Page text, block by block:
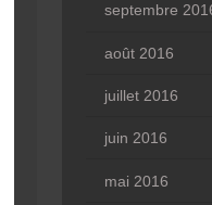
septembre
août 2016
juillet 2016
juin 2016
mai 2016